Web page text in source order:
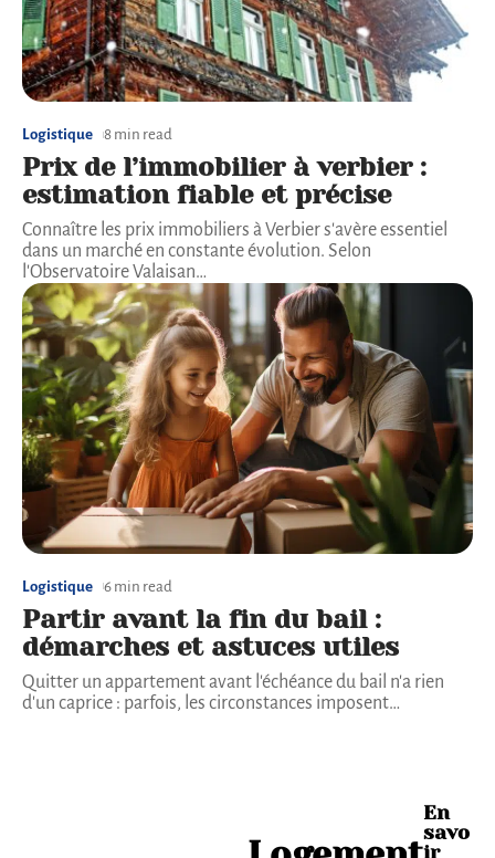
Logistique 8 min read
Prix de l’immobilier à verbier :
estimation fiable et précise
Connaître les prix immobiliers à Verbier s'avère essentiel
dans un marché en constante évolution. Selon
l'Observatoire Valaisan…
Logistique 6 min read
Partir avant la fin du bail :
démarches et astuces utiles
Quitter un appartement avant l'échéance du bail n'a rien
d'un caprice : parfois, les circonstances imposent…
En
savo
ir